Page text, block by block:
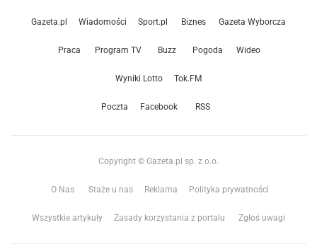
Gazeta.pl Wiadomości Sport.pl Biznes Gazeta Wyborcza
Praca Program TV Buzz Pogoda Wideo
Wyniki Lotto Tok.FM
Poczta Facebook RSS
Copyright © Gazeta.pl sp. z o.o.
O Nas Staże u nas Reklama Polityka prywatności
Wszystkie artykuły Zasady korzystania z portalu Zgłoś uwagi